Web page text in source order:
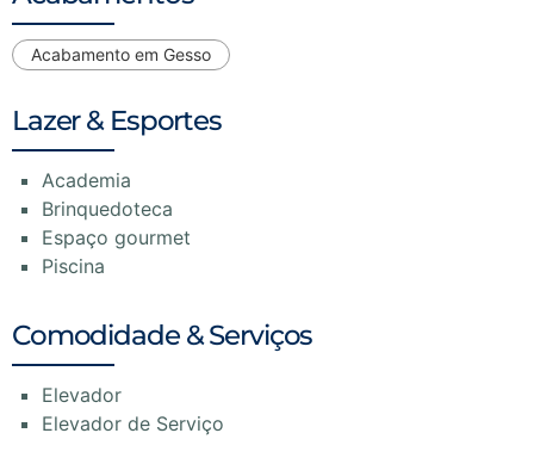
Acabamento em Gesso
Lazer & Esportes
Academia
Brinquedoteca
Espaço gourmet
Piscina
Comodidade & Serviços
Elevador
Elevador de Serviço